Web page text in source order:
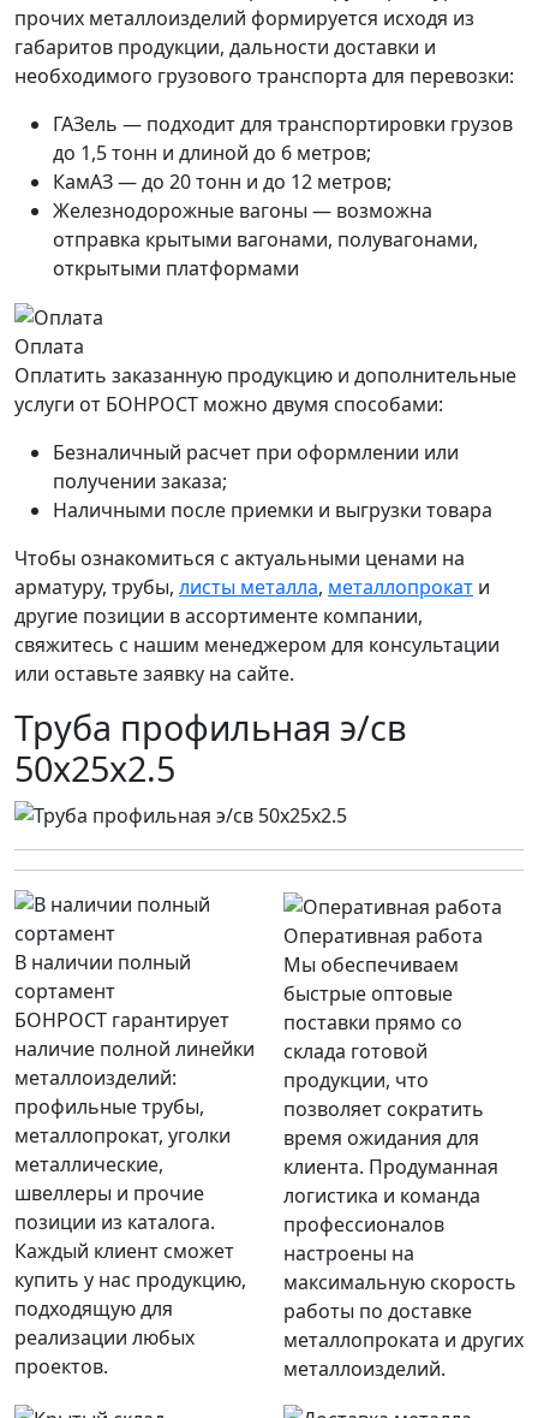
прочих металлоизделий формируется исходя из
габаритов продукции, дальности доставки и
необходимого грузового транспорта для перевозки:
ГАЗель — подходит для транспортировки грузов
до 1,5 тонн и длиной до 6 метров;
КамАЗ — до 20 тонн и до 12 метров;
Железнодорожные вагоны — возможна
отправка крытыми вагонами, полувагонами,
открытыми платформами
Оплата
Оплатить заказанную продукцию и дополнительные
услуги от БОНРОСТ можно двумя способами:
Безналичный расчет при оформлении или
получении заказа;
Наличными после приемки и выгрузки товара
Чтобы ознакомиться с актуальными ценами на
арматуру, трубы, листы металла, металлопрокат и
другие позиции в ассортименте компании,
свяжитесь с нашим менеджером для консультации
или оставьте заявку на сайте.
Труба профильная э/св
50х25х2.5
В наличии полный
сортамент
БОНРОСТ гарантирует
наличие полной линейки
металлоизделий:
профильные трубы,
металлопрокат, уголки
металлические,
швеллеры и прочие
позиции из каталога.
Каждый клиент сможет
купить у нас продукцию,
подходящую для
реализации любых
проектов.
Оперативная работа
Мы обеспечиваем
быстрые оптовые
поставки прямо со
склада готовой
продукции, что
позволяет сократить
время ожидания для
клиента. Продуманная
логистика и команда
профессионалов
настроены на
максимальную скорость
работы по доставке
металлопроката и других
металлоизделий.